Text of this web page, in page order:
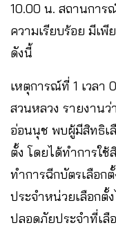
10.00 น. สถานการ
ความเรียบร้อย มีเพี
ดังนี้
เหตุการณ์ที่ 1 เวลา
สวนหลวง รายงานว่
อ่อนนุช พบผู้มีสิทธิเ
ตั้ง โดยได้ทำการใ
ทำการฉีกบัตรเลือก
ประจำหน่วยเลือกตั้
ปลอดภัยประจำที่เลื